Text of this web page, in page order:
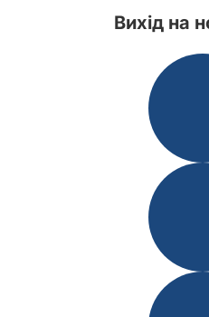
Вихід на